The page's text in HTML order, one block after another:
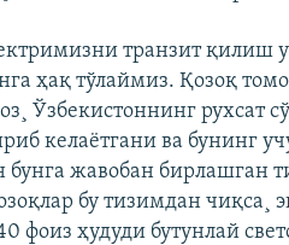
транзит қилиш
ҳақ тўлаймиз. Қозоқ
Ўзбекистоннинг рухсат
келаëтгани ва бунинг
бунга жавобан бирлашган
бу тизимдан чиқса¸
фоиз ҳудуди бутунлай